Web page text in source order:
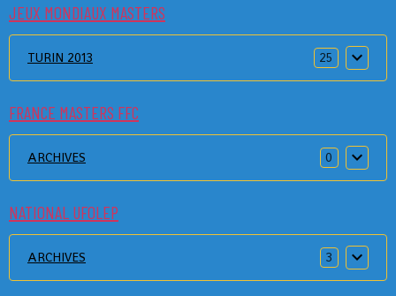
JEUX MONDIAUX MASTERS
TURIN 2013 25
FRANCE MASTERS FFC
ARCHIVES 0
NATIONAL UFOLEP
ARCHIVES 3